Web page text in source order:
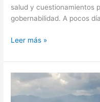
salud y cuestionamientos
gobernabilidad. A pocos
Leer más »
¿Por